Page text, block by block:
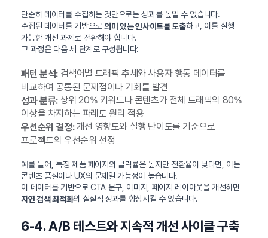
단순히 데이터를 수집하는 것만으로는 성과를 높일 수 없습니다.
수집된 데이터를 기반으로의미 있는 인사이트를 도출하고, 이를 실행
가능한 개선 과제로 전환해야 합니다.
그 과정은 다음 세 단계로 구성됩니다:
패턴 분석:검색어별 트래픽 추세와 사용자 행동 데이터를
비교하여 공통된 문제점이나 기회를 발견
성과 분류:상위 20% 키워드나 콘텐츠가 전체 트래픽의 80%
이상을 차지하는 파레토 원리 적용
우선순위 결정:개선 영향도와 실행 난이도를 기준으로
프로젝트의 우선순위 선정
예를 들어, 특정 제품 페이지의 클릭률은 높지만 전환율이 낮다면, 이는
콘텐츠 품질이나 UX의 문제일 가능성이 높습니다.
이 데이터를 기반으로 CTA 문구, 이미지, 페이지 레이아웃을 개선하면
자연 검색 최적화의 실질적 성과를 향상시킬 수 있습니다.
6-4. A/B 테스트와 지속적 개선 사이클 구축